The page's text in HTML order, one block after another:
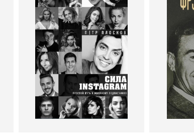
Сила Instagram. Простой
путь к миллиону
подписчиков
Автор
Петр Плосков
Издательство
Бомбора
В корзину
Как
В